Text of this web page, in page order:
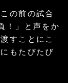
の前の試合
！」と声をか
すことにこ
もたびたび